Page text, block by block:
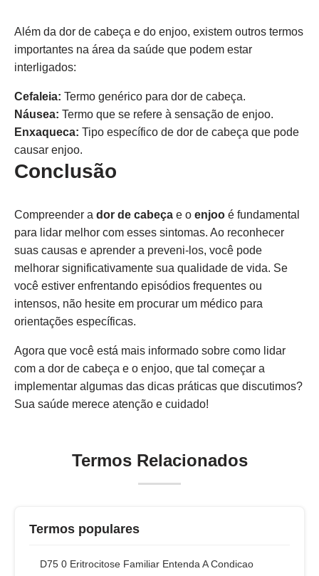
Além da dor de cabeça e do enjoo, existem outros termos
importantes na área da saúde que podem estar
interligados:
Cefaleia: Termo genérico para dor de cabeça.
Náusea: Termo que se refere à sensação de enjoo.
Enxaqueca: Tipo específico de dor de cabeça que pode
causar enjoo.
Conclusão
Compreender a dor de cabeça e o enjoo é fundamental
para lidar melhor com esses sintomas. Ao reconhecer
suas causas e aprender a preveni-los, você pode
melhorar significativamente sua qualidade de vida. Se
você estiver enfrentando episódios frequentes ou
intensos, não hesite em procurar um médico para
orientações específicas.
Agora que você está mais informado sobre como lidar
com a dor de cabeça e o enjoo, que tal começar a
implementar algumas das dicas práticas que discutimos?
Sua saúde merece atenção e cuidado!
Termos Relacionados
Termos populares
D75 0 Eritrocitose Familiar Entenda A Condicao